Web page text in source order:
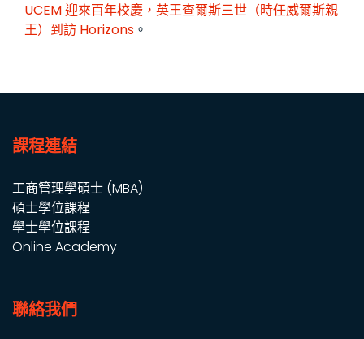
UCEM 迎來百年校慶，英王查爾斯三世（時任威爾斯親
王）到訪 Horizons 。
課程連結
工商管理學碩士 (MBA)
碩士學位課程
學士學位課程
Online Academy
聯絡我們